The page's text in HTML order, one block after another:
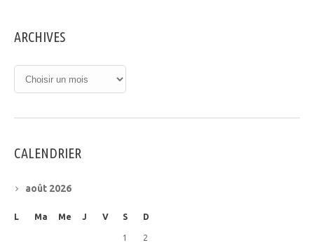
ARCHIVES
CALENDRIER
août 2026
L Ma Me J V S D
1 2